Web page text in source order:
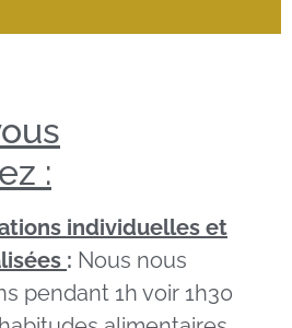
:
individuelles et
: Nous nous
pendant 1h voir 1h30